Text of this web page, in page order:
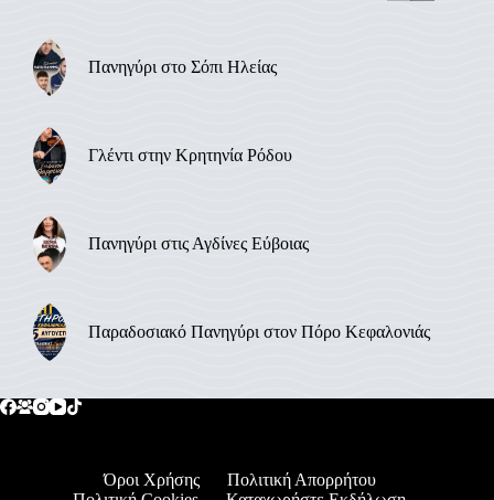
Πανηγύρι στο Σόπι Ηλείας
Γλέντι στην Κρητηνία Ρόδου
Πανηγύρι στις Αγδίνες Εύβοιας
Παραδοσιακό Πανηγύρι στον Πόρο Κεφαλονιάς
Όροι Χρήσης
Πολιτική Απορρήτου